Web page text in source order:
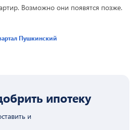
Возможно они появятся позже.
Пушкинский
ипотеку
и